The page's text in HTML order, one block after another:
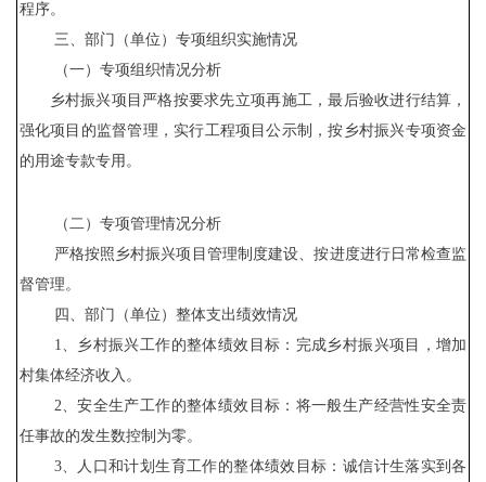
程序。
三、部门（单位）专项组织实施情况
（一）专项组织情况分析
乡村振兴项目严格按要求先立项再施工，最后验收进行结算，
强化项目的监督管理，实行工程项目公示制，按乡村振兴专项资金
的用途专款专用。
（二）专项管理情况分析
严格按照乡村振兴项目管理制度建设、按进度进行日常检查监
督管理。
四、部门（单位）整体支出绩效情况
1、乡村振兴工作的整体绩效目标：完成乡村振兴项目，增加
村集体经济收入。
2、安全生产工作的整体绩效目标：将一般生产经营性安全责
任事故的发生数控制为零。
3、人口和计划生育工作的整体绩效目标：诚信计生落实到各